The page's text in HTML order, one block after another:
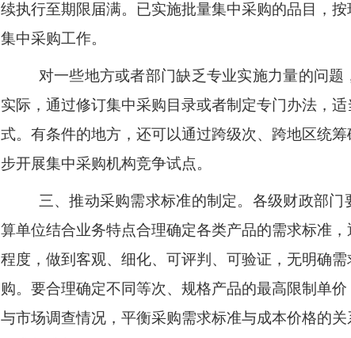
续执行至期限届满。已实施批量集中采购的品目，
集中采购工作。
对一些地方或者部门缺乏专业实施力量的问
实际，通过修订集中采购目录或者制定专门办法，
式。有条件的地方，还可以通过跨级次、跨地区统
步开展集中采购机构竞争试点。
三、推动采购需求标准的制定。 各级财政部门
算单位结合业务特点合理确定各类产品的需求标准
程度，做到客观、细化、可评判、可验证，无明确
购。要合理确定不同等次、规格产品的最高限制单
与市场调查情况，平衡采购需求标准与成本价格的